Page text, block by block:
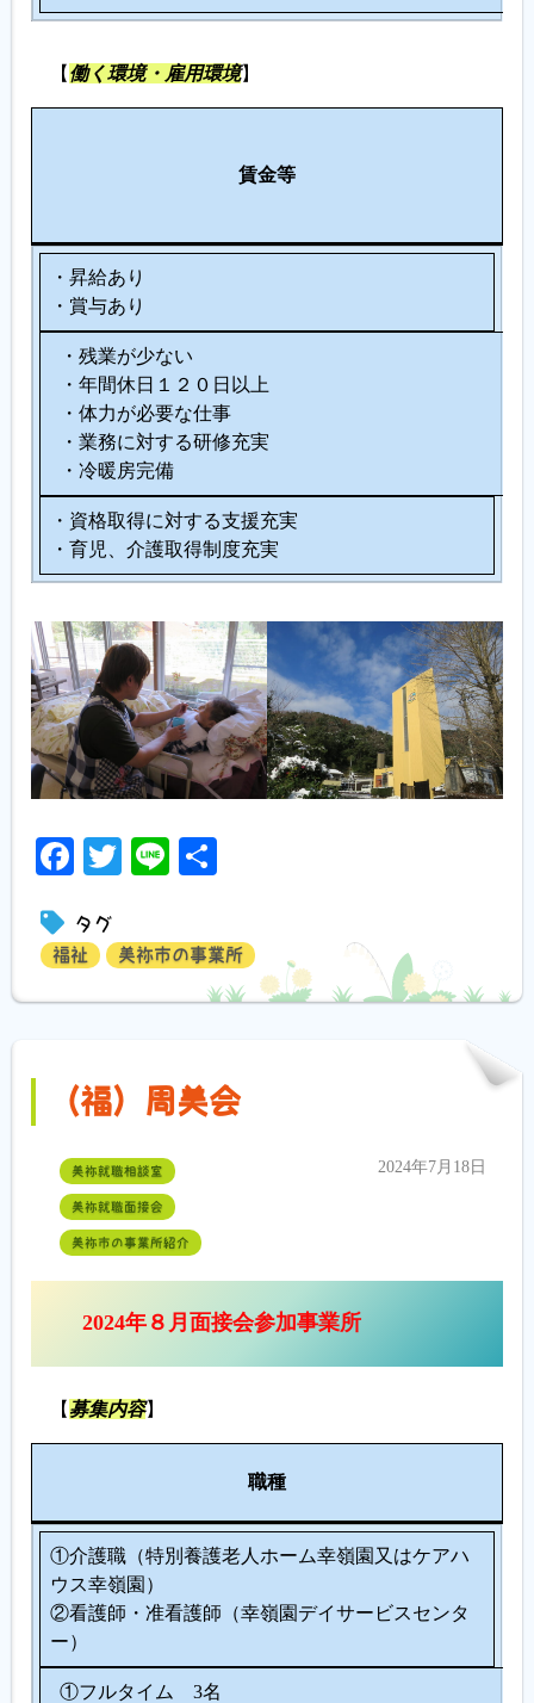
【 働く環境・雇用環境】
賃金等
・昇給あり
・賞与あり
・残業が少ない
・年間休日１２０日以上
・体力が必要な仕事
・業務に対する研修充実
・冷暖房完備
・資格取得に対する支援充実
・育児、介護取得制度充実
Facebook
Twitter
Line
タグ
福祉 美祢市の事業所
（福）周美会
美祢就職相談室
美祢就職面接会
美祢市の事業所紹介
2024年7月18日
2024年８月面接会参加事業所
【 募集内容】
職種
①介護職（特別養護老人ホーム幸嶺園又はケアハ
ウス幸嶺園）
②看護師・准看護師（幸嶺園デイサービスセンタ
ー）
①フルタイム 3名